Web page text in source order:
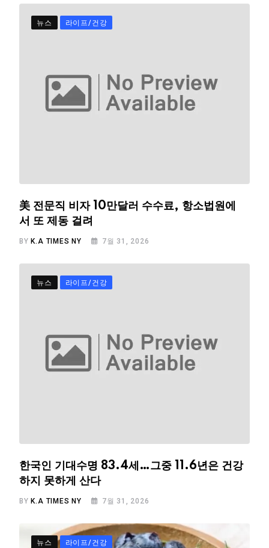
뉴스 라이프/건강
美 전문직 비자 10만달러 수수료, 항소법원에
서 또 제동 걸려
BY K.A TIMES NY 7월 31, 2026
뉴스 라이프/건강
한국인 기대수명 83.4세…그중 11.6년은 건강
하지 못하게 산다
BY K.A TIMES NY 7월 31, 2026
뉴스 라이프/건강